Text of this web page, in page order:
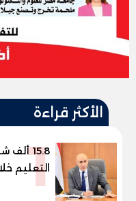
الأكثر قراءة
1
15.8
التعليم
لشكاوى